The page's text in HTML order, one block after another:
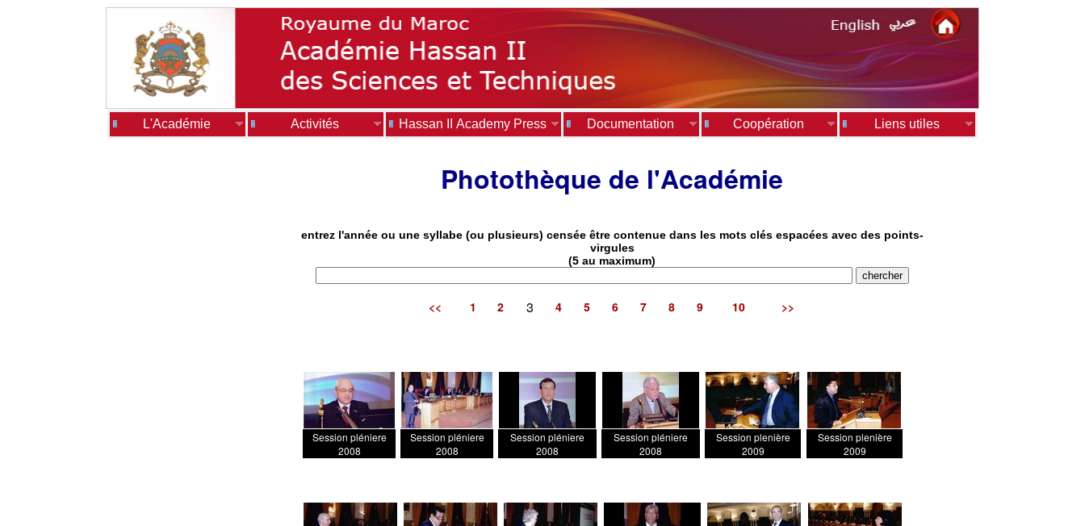
L'Académie Activités Hassan II Academy Press Documentation Coopération Liens utiles
Photothèque de l'Académie
entrez l'année ou une syllabe (ou plusieurs) censée être contenue dans les mots clés espacées avec des points-
virgules
(5 au maximum)
<< 1 2 3 4 5 6 7 8 9 10 >>
Session pléniere
2008
Session pléniere
2008
Session pléniere
2008
Session pléniere
2008
Session plenière
2009
Session plenière
2009